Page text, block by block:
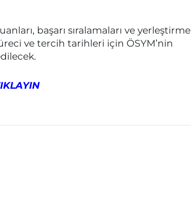
başarı sıralamaları ve yerleştirme
ve tercih tarihleri için ÖSYM’nin